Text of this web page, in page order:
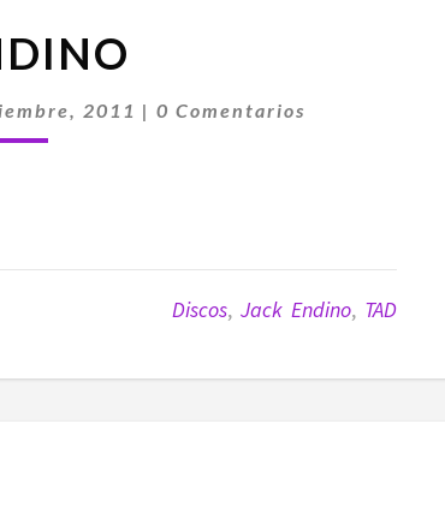
2011 | Comentarios
0 Comentarios
Discos, Jack Endino, TAD